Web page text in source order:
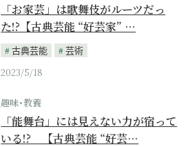
「お家芸」は歌舞伎がルーツだっ
た!?【古典芸能 “好芸家” …
古典芸能
芸術
2023/5/18
趣味･教養
「能舞台」には見えない力が宿って
いる!? 【古典芸能 “好芸…